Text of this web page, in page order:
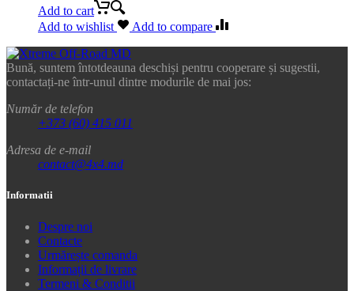
Add to cart
Add to wishlist
Add to compare
Bună, suntem întotdeauna deschiși pentru cooperare și sugestii,
contactați-ne într-unul dintre modurile de mai jos:
Număr de telefon
+373 (60) 415 011
Adresa de e-mail
contact@4x4.md
Informatii
Despre noi
Contacte
Urmărește comanda
Informații de livrare
Termeni & Conditii